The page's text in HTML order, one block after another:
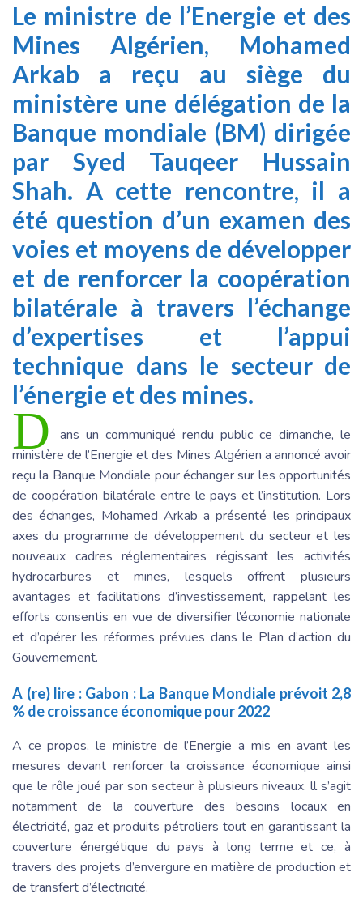
Le ministre de l’Energie et des
Mines Algérien, Mohamed
Arkab a reçu au siège du
ministère une délégation de la
Banque mondiale (BM) dirigée
par Syed Tauqeer Hussain
Shah. A cette rencontre, il a
été question d’un examen des
voies et moyens de développer
et de renforcer la coopération
bilatérale à travers l’échange
d’expertises et l’appui
technique dans le secteur de
l’énergie et des mines.
D
ans un communiqué rendu public ce dimanche, le
ministère de l’Energie et des Mines Algérien a annoncé avoir
reçu la Banque Mondiale pour échanger sur les opportunités
de coopération bilatérale entre le pays et l’institution. Lors
des échanges, Mohamed Arkab a présenté les principaux
axes du programme de développement du secteur et les
nouveaux cadres réglementaires régissant les activités
hydrocarbures et mines, lesquels offrent plusieurs
avantages et facilitations d’investissement, rappelant les
efforts consentis en vue de diversifier l’économie nationale
et d’opérer les réformes prévues dans le Plan d’action du
Gouvernement.
A (re) lire : Gabon : La Banque Mondiale prévoit 2,8
% de croissance économique pour 2022
A ce propos, le ministre de l’Energie a mis en avant les
mesures devant renforcer la croissance économique ainsi
que le rôle joué par son secteur à plusieurs niveaux. ll s’agit
notamment de la couverture des besoins locaux en
électricité, gaz et produits pétroliers tout en garantissant la
couverture énergétique du pays à long terme et ce, à
travers des projets d’envergure en matière de production et
de transfert d’électricité.